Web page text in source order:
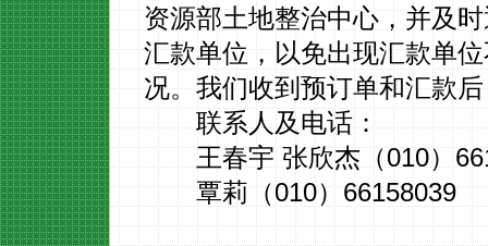
资源部土地整治中心，并及
汇款单位，以免出现汇款单
况。我们收到预订单和汇款
联系人及电话：
王春宇 张欣杰（010）
覃莉（010）66158039